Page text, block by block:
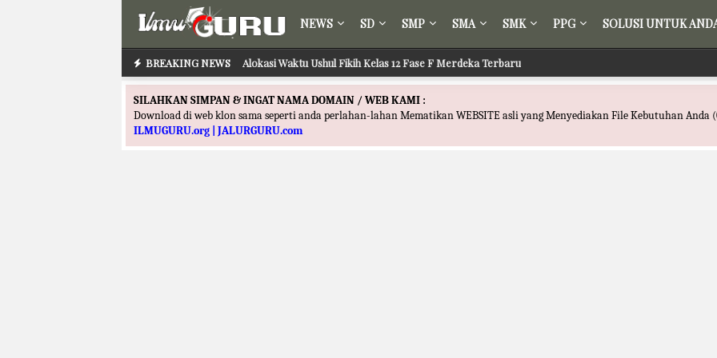
NEWS SD SMP SMA SMK PPG SOLUSI UNTUK
BREAKING NEWS Alokasi Waktu Ushul Fikih Kelas 12 Fase F Merdeka Terbaru
SILAHKAN SIMPAN & INGAT NAMA DOMAIN / WEB KAMI :
Download di web klon sama seperti anda perlahan-lahan Mematikan WEBSITE asli yang Menyediakan File Kebutuhan Anda
ILMUGURU.org | JALURGURU.com